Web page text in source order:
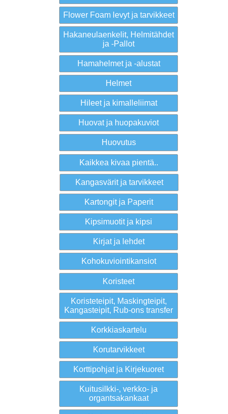
Flower Foam levyt ja tarvikkeet
Hakaneulaenkelit, Helmitähdet
ja -Pallot
Hamahelmet ja -alustat
Helmet
Hileet ja kimalleliimat
Huovat ja huopakuviot
Huovutus
Kaikkea kivaa pientä..
Kangasvärit ja tarvikkeet
Kartongit ja Paperit
Kipsimuotit ja kipsi
Kirjat ja lehdet
Kohokuviointikansiot
Koristeet
Koristeteipit, Maskingteipit,
Kangasteipit, Rub-ons transfer
Korkkiaskartelu
Korutarvikkeet
Korttipohjat ja Kirjekuoret
Kuitusilkki-, verkko- ja
organtsakankaat